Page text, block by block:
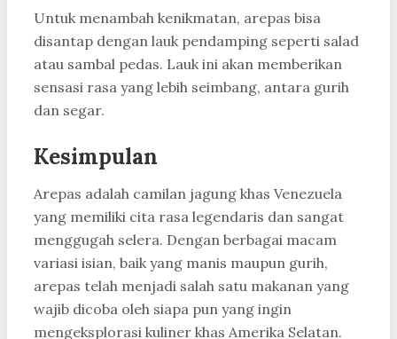
Untuk menambah kenikmatan, arepas bisa
disantap dengan lauk pendamping seperti salad
atau sambal pedas. Lauk ini akan memberikan
sensasi rasa yang lebih seimbang, antara gurih
dan segar.
Kesimpulan
Arepas adalah camilan jagung khas Venezuela
yang memiliki cita rasa legendaris dan sangat
menggugah selera. Dengan berbagai macam
variasi isian, baik yang manis maupun gurih,
arepas telah menjadi salah satu makanan yang
wajib dicoba oleh siapa pun yang ingin
mengeksplorasi kuliner khas Amerika Selatan.